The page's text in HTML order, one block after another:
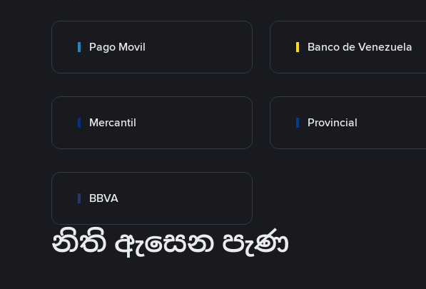
Pago Movil Banco de Venezuela
Mercantil Provincial
BBVA
නිති ඇසෙන පැණ